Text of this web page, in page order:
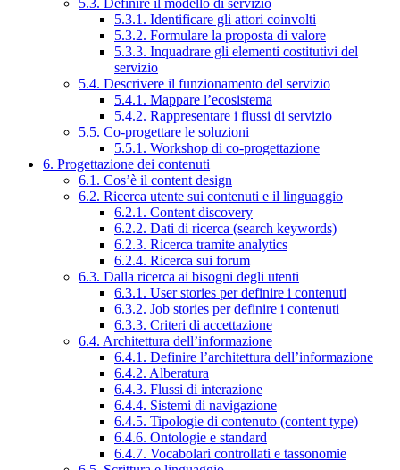
5.3.1. Identificare gli attori coinvolti
5.3.2. Formulare la proposta di valore
5.3.3. Inquadrare gli elementi costitutivi del
servizio
5.4. Descrivere il funzionamento del servizio
5.4.1. Mappare l’ecosistema
5.4.2. Rappresentare i flussi di servizio
5.5. Co-progettare le soluzioni
5.5.1. Workshop di co-progettazione
6. Progettazione dei contenuti
6.1. Cos’è il content design
6.2. Ricerca utente sui contenuti e il linguaggio
6.2.1. Content discovery
6.2.2. Dati di ricerca (search keywords)
6.2.3. Ricerca tramite analytics
6.2.4. Ricerca sui forum
6.3. Dalla ricerca ai bisogni degli utenti
6.3.1. User stories per definire i contenuti
6.3.2. Job stories per definire i contenuti
6.3.3. Criteri di accettazione
6.4. Architettura dell’informazione
6.4.1. Definire l’architettura dell’informazione
6.4.2. Alberatura
6.4.3. Flussi di interazione
6.4.4. Sistemi di navigazione
6.4.5. Tipologie di contenuto (content type)
6.4.6. Ontologie e standard
6.4.7. Vocabolari controllati e tassonomie